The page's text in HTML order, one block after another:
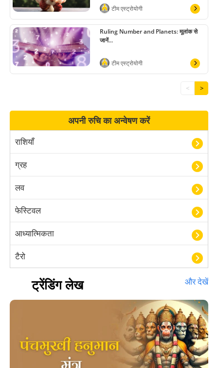
टीम एस्ट्रोयोगी
Ruling Number and Planets: मूलांक से
जानें...
टीम एस्ट्रोयोगी
< >
अपनी रुचि का अन्वेषण करें
राशियाँ
ग्रह
लव
फेस्टिवल
आध्यात्मिकता
टैरो
हस्तरेखा शास्त्र
बॉलीवुड
खेल
ट्रेंडिंग लेख और देखें